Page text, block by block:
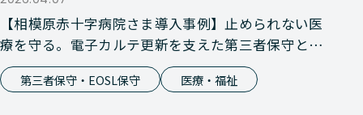
【相模原赤十字病院さま導入事例】止められない医
療を守る。電子カルテ更新を支えた第三者保守とい
う選択
第三者保守・EOSL保守 医療・福祉